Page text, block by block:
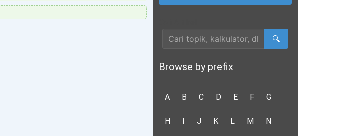
🔍
Browse by prefix
A B C D E F G
H I J K L M N